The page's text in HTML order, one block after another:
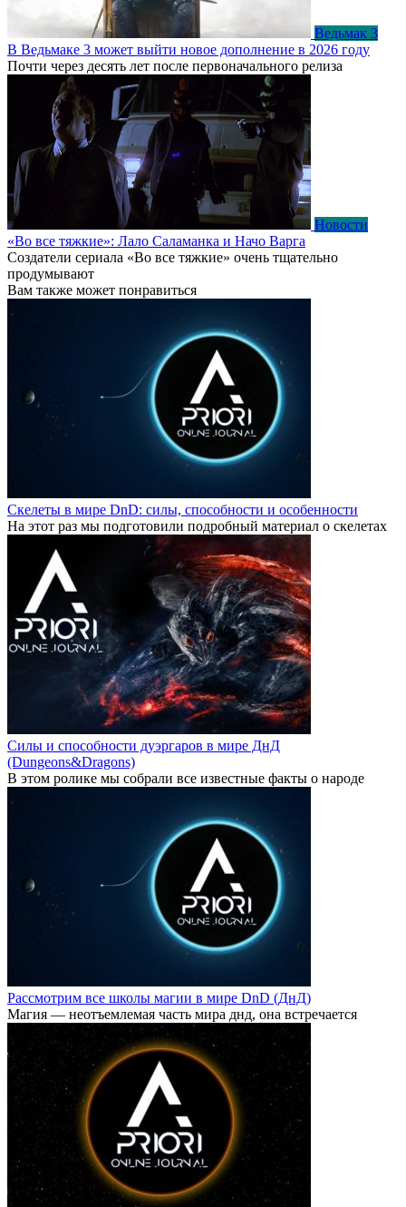
Ведьмак 3
В Ведьмаке 3 может выйти новое дополнение в 2026 году
Почти через десять лет после первоначального релиза
Новости
«Во все тяжкие»: Лало Саламанка и Начо Варга
Создатели сериала «Во все тяжкие» очень тщательно
продумывают
Вам также может понравиться
Скелеты в мире DnD: силы, способности и особенности
На этот раз мы подготовили подробный материал о скелетах
Силы и способности дуэргаров в мире ДнД
(Dungeons&Dragons)
В этом ролике мы собрали все известные факты о народе
Рассмотрим все школы магии в мире DnD (ДнД)
Магия — неотъемлемая часть мира днд, она встречается